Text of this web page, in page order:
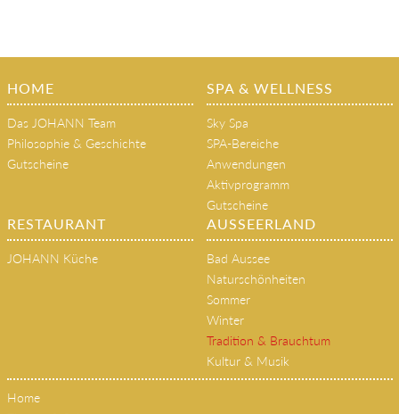
HOME
Das JOHANN Team
Philosophie & Geschichte
SPA & WELLNESS
Sky Spa
SPA-Bereiche
Anwendungen
Aktivprogramm
Gutscheine
RESTAURANT AUSSEERLAND
Bad Aussee
Naturschönheiten
Sommer
Winter
Tradition & Brauchtum
Kultur & Musik